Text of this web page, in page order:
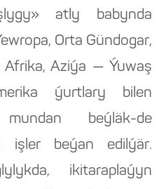
atly babynda
Orta Gündogar,
Afrika, Aziýa — Ýuwaş
ýurtlary bilen
mundan beýläk-de
işler beýan edilýär.
ikitaraplaýyn